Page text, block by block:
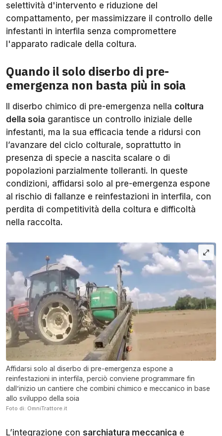
selettività d'intervento e riduzione del
compattamento, per massimizzare il controllo delle
infestanti in interfila senza compromettere
l'apparato radicale della coltura.
Quando il solo diserbo di pre-
emergenza non basta più in soia
Il diserbo chimico di pre-emergenza nella coltura
della soia garantisce un controllo iniziale delle
infestanti, ma la sua efficacia tende a ridursi con
l’avanzare del ciclo colturale, soprattutto in
presenza di specie a nascita scalare o di
popolazioni parzialmente tolleranti. In queste
condizioni, affidarsi solo al pre-emergenza espone
al rischio di fallanze e reinfestazioni in interfila, con
perdita di competitività della coltura e difficoltà
nella raccolta.
Affidarsi solo al diserbo di pre-emergenza espone a
reinfestazioni in interfila, perciò conviene programmare fin
dall’inizio un cantiere che combini chimico e meccanico in base
allo sviluppo della soia
Foto di: OmniTrattore.it
L’integrazione con sarchiatura meccanica e